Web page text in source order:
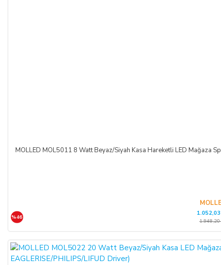
MOLLED MOL5011 8 Watt Beyaz/Siyah Kasa Hareketli LED Mağaza
%46
1.948,20